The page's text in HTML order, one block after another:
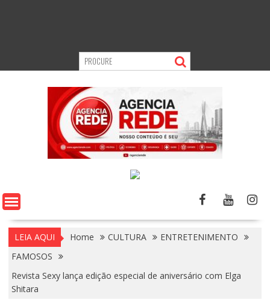
LEIA AQUI Home CULTURA
ENTRETENIMENTO
FAMOSOS
Revista Sexy lança edição especial de aniversário com Elga
Shitara